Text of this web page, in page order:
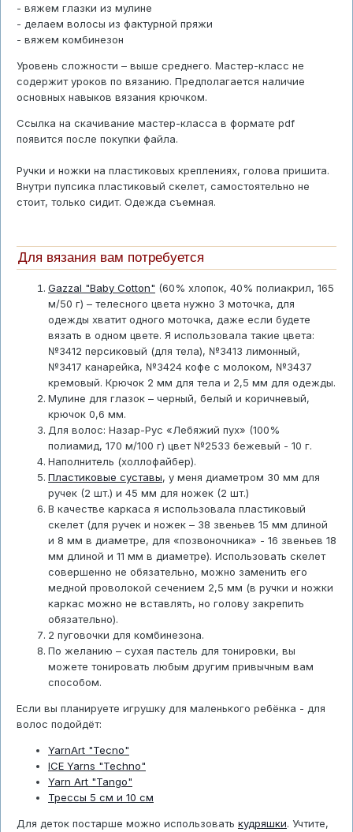
- вяжем глазки из мулине
- делаем волосы из фактурной пряжи
- вяжем комбинезон
Уровень сложности – выше среднего. Мастер-класс не
содержит уроков по вязанию. Предполагается наличие
основных навыков вязания крючком.
Ссылка на скачивание мастер-класса в формате pdf
появится после покупки файла.
Ручки и ножки на пластиковых креплениях, голова пришита.
Внутри пупсика пластиковый скелет, самостоятельно не
стоит, только сидит. Одежда съемная.
Для вязания вам потребуется
Gazzal "Baby Cotton" (60% хлопок, 40% полиакрил, 165
м/50 г) – телесного цвета нужно 3 моточка, для
одежды хватит одного моточка, даже если будете
вязать в одном цвете. Я использовала такие цвета:
№3412 персиковый (для тела), №3413 лимонный,
№3417 канарейка, №3424 кофе с молоком, №3437
кремовый. Крючок 2 мм для тела и 2,5 мм для одежды.
Мулине для глазок – черный, белый и коричневый,
крючок 0,6 мм.
Для волос: Назар-Рус «Лебяжий пух» (100%
полиамид, 170 м/100 г) цвет №2533 бежевый - 10 г.
Наполнитель (холлофайбер).
Пластиковые суставы, у меня диаметром 30 мм для
ручек (2 шт.) и 45 мм для ножек (2 шт.)
В качестве каркаса я использовала пластиковый
скелет (для ручек и ножек – 38 звеньев 15 мм длиной
и 8 мм в диаметре, для «позвоночника» - 16 звеньев 18
мм длиной и 11 мм в диаметре). Использовать скелет
совершенно не обязательно, можно заменить его
медной проволокой сечением 2,5 мм (в ручки и ножки
каркас можно не вставлять, но голову закрепить
обязательно).
2 пуговочки для комбинезона.
По желанию – сухая пастель для тонировки, вы
можете тонировать любым другим привычным вам
способом.
Если вы планируете игрушку для маленького ребёнка - для
волос подойдёт:
YarnArt "Tecno"
ICE Yarns "Techno"
Yarn Art "Tango"
Трессы 5 см и 10 см
Для деток постарше можно использовать кудряшки. Учтите,